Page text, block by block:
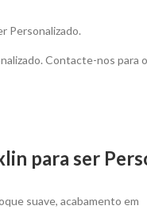
Personalizado.
Contacte-nos
para ser
suave, acabamento em